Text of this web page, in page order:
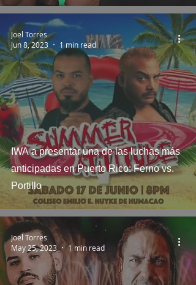
IWA a presentar una de las luchas más
anticipadas en Puerto Rico: Ferno vs.
Portillo
Joel Torres
Jun 8, 2023
1 min read
Joel Torres
May 25, 2023
1 min read